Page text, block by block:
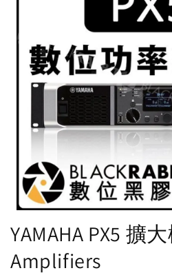
YAMAHA PX5 擴
Amplifiers